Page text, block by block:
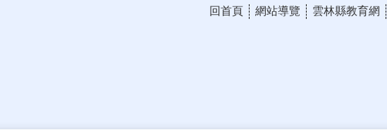
回首頁 網站導覽 雲林縣教育網